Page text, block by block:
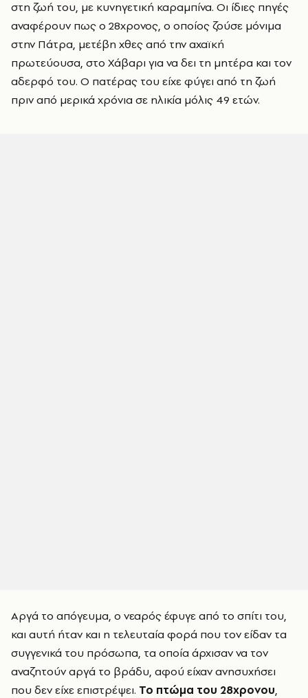
στη ζωή του, με κυνηγετική καραμπίνα. Οι ίδιες πηγές
αναφέρουν πως ο 28χρονος, ο οποίος ζούσε μόνιμα
στην Πάτρα, μετέβη χθες από την αχαϊκή
πρωτεύουσα, στο Χάβαρι για να δει τη μητέρα και τον
αδερφό του. Ο πατέρας του είχε φύγει από τη ζωή
πριν από μερικά χρόνια σε ηλικία μόλις 49 ετών.
Αργά το απόγευμα, ο νεαρός έφυγε από το σπίτι του,
και αυτή ήταν και η τελευταία φορά που τον είδαν τα
συγγενικά του πρόσωπα, τα οποία άρχισαν να τον
αναζητούν αργά το βράδυ, αφού είχαν ανησυχήσει
που δεν είχε επιστρέψει. Το πτώμα του 28χρονου,